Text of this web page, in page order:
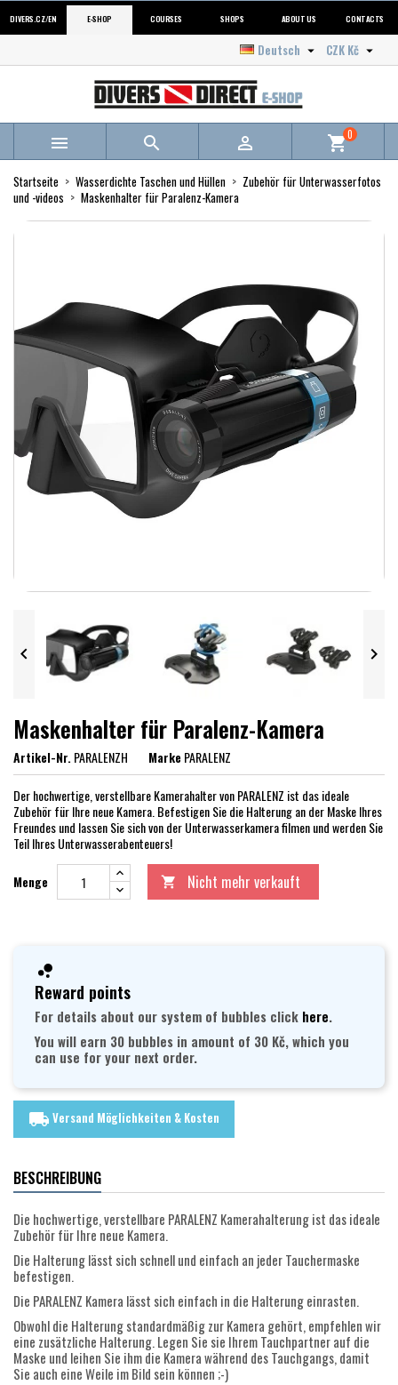
DIVERS.CZ/EN E-SHOP COURSES SHOPS ABOUT US CONTACTS
CZK Kč 
Deutsch 
   shopping_cart0
Startseite Wasserdichte Taschen und Hüllen
Zubehör für Unterwasserfotos
und -videos
Maskenhalter für Paralenz-Kamera
 
Maskenhalter für Paralenz-Kamera
Artikel-Nr. PARALENZH MarkePARALENZ
Der hochwertige, verstellbare Kamerahalter von PARALENZ ist das ideale
Zubehör für Ihre neue Kamera. Befestigen Sie die Halterung an der Maske Ihres
Freundes und lassen Sie sich von der Unterwasserkamera filmen und werden Sie
Teil Ihres Unterwasserabenteuers!
Menge  Nicht mehr verkauft
Reward points
For details about our system of bubbles click here.
You will earn 30 bubbles in amount of 30 Kč, which you
can use for your next order.
local_shipping Versand Möglichkeiten & Kosten
BESCHREIBUNG
Die hochwertige, verstellbare PARALENZ Kamerahalterung ist das ideale
Zubehör für Ihre neue Kamera.
Die Halterung lässt sich schnell und einfach an jeder Tauchermaske
befestigen.
Die PARALENZ Kamera lässt sich einfach in die Halterung einrasten.
Obwohl die Halterung standardmäßig zur Kamera gehört, empfehlen wir
eine zusätzliche Halterung. Legen Sie sie Ihrem Tauchpartner auf die
Maske und leihen Sie ihm die Kamera während des Tauchgangs, damit
Sie auch eine Weile im Bild sein können ;-)